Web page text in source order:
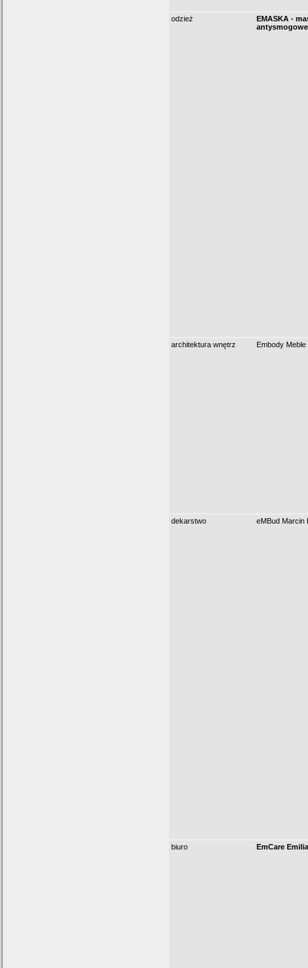
odzież
EMASKA -
architektura wnętrz Embody Meble
dekarstwo eMBud Marcin
biuro EmCare